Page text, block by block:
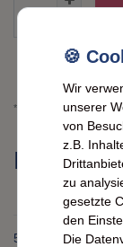
* inkl. ges. MwSt. zzgl.
5
Wir
unserer
von
z.B.
zu
gesetzte
den
Die